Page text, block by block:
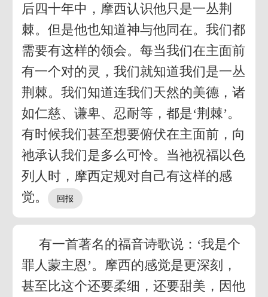
后四十年中，摩西认识他只是一丛荆
棘。但是他也知道神与他同在。我们都
需要有这样的领会。每当我们在主面前
有一个对的灵，我们就知道我们是一丛
荆棘。我们知道连我们天然的美德，诸
如仁慈、谦卑、忍耐等，都是‘荆棘’。
有时候我们甚至想要俯伏在主面前，向
祂承认我们是多么可怜。当祂祝福以色
列人时，摩西定规对自己有这样的感
觉。
有一首著名的福音诗歌说：‘我是个
罪人蒙主恩’。摩西的感觉是更深刻，
甚至比这个还要柔细，还要甜美，因他